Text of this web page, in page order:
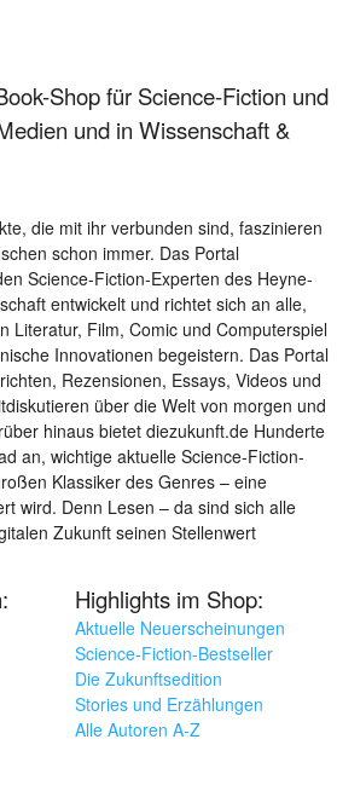
Shop für Science-Fiction und
und in Wissenschaft &
die mit ihr verbunden sind, faszinieren
schon immer. Das Portal
Science-Fiction-Experten des Heyne-
entwickelt und richtet sich an alle,
Literatur, Film, Comic und Computerspiel
Innovationen begeistern. Das Portal
Rezensionen, Essays, Videos und
über die Welt von morgen und
hinaus bietet diezukunft.de Hunderte
an, wichtige aktuelle Science-Fiction-
Klassiker des Genres – eine
wird. Denn Lesen – da sind sich alle
Zukunft seinen Stellenwert
Highlights im Shop:
Aktuelle Neuerscheinungen
Science-Fiction-Bestseller
Die Zukunftsedition
Stories und Erzählungen
Alle Autoren A-Z